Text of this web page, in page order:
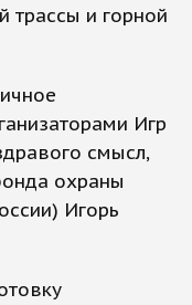
трассы и горной
Игр
смысл,
охраны
Игорь